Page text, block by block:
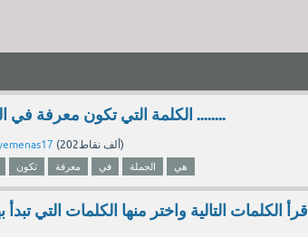
(أنا طالب مجتهد ) الكلمة التي تكون معرفة في الجملة هي ........
( 202ألف نقاط)
تكون معرفة في الجملة هي
اقرأ الكلمات التالية واختر منها الكلمات التي